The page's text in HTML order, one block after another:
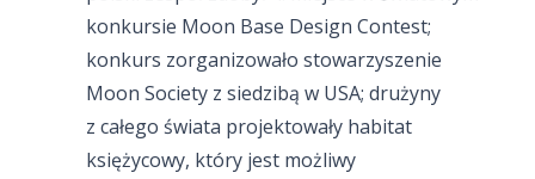
konkursie Moon Base Design Contest;
konkurs zorganizowało stowarzyszenie
Moon Society z siedzibą w USA; drużyny
z całego świata projektowały habitat
księżycowy, który jest możliwy